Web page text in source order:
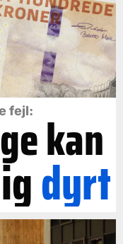
fejl: kan
dyrt